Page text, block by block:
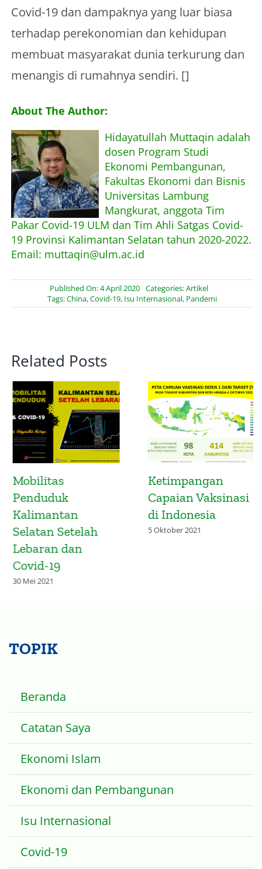
Covid-19 dan dampaknya yang luar biasa
terhadap perekonomian dan kehidupan
membuat masyarakat dunia terkurung dan
menangis di rumahnya sendiri. []
About The Author:
Hidayatullah Muttaqin adalah
dosen Program Studi
Ekonomi Pembangunan,
Fakultas Ekonomi dan Bisnis
Universitas Lambung
Mangkurat, anggota Tim
Pakar Covid-19 ULM dan Tim Ahli Satgas Covid-
19 Provinsi Kalimantan Selatan tahun 2020-2022.
Email: muttaqin@ulm.ac.id
Published On: 4 April 2020 Categories:Artikel
Tags:China,Covid-19, Isu Internasional, Pandemi
Related Posts
Mobilitas
Penduduk
Kalimantan
Selatan Setelah
Lebaran dan
Covid-19
30 Mei 2021
Ketimpangan
Capaian Vaksinasi
di Indonesia
5 Oktober 2021
TOPIK
Beranda
Catatan Saya
Ekonomi Islam
Ekonomi dan Pembangunan
Isu Internasional
Covid-19